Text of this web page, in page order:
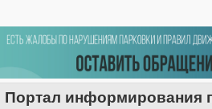
Портал информирования